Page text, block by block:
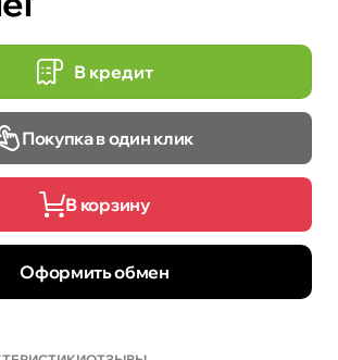
В кредит
Покупка в один клик
В корзину
Оформить обмен